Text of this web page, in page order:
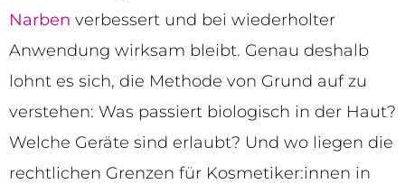
Narben verbessert und bei wiederholter
Anwendung wirksam bleibt. Genau deshalb
lohnt es sich, die Methode von Grund auf zu
verstehen: Was passiert biologisch in der Haut?
Welche Geräte sind erlaubt? Und wo liegen die
rechtlichen Grenzen für Kosmetiker:innen in